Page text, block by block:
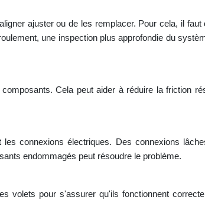
ajuster ou de les remplacer. Pour cela, il
une inspection plus approfondie du
Cela peut aider à réduire la friction
connexions électriques. Des connexions
endommagés peut résoudre le problème.
volets pour s'assurer qu'ils fonctionnent